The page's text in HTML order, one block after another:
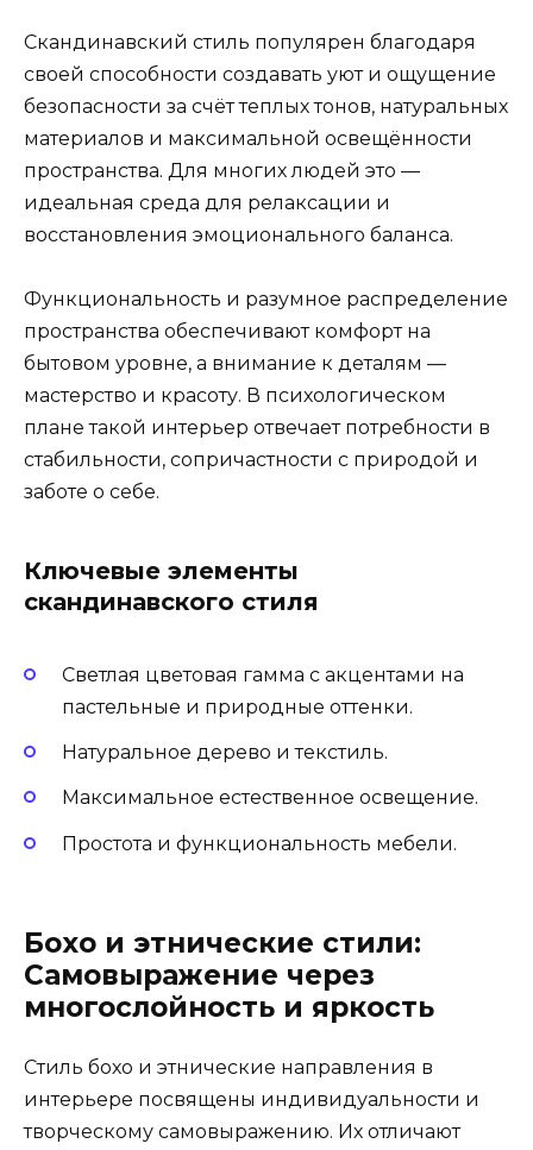
Скандинавский стиль популярен благодаря
своей способности создавать уют и ощущение
безопасности за счёт теплых тонов, натуральных
материалов и максимальной освещённости
пространства. Для многих людей это —
идеальная среда для релаксации и
восстановления эмоционального баланса.
Функциональность и разумное распределение
пространства обеспечивают комфорт на
бытовом уровне, а внимание к деталям —
мастерство и красоту. В психологическом
плане такой интерьер отвечает потребности в
стабильности, сопричастности с природой и
заботе о себе.
Ключевые элементы
скандинавского стиля
Светлая цветовая гамма с акцентами на
пастельные и природные оттенки.
Натуральное дерево и текстиль.
Максимальное естественное освещение.
Простота и функциональность мебели.
Бохо и этнические стили:
Самовыражение через
многослойность и яркость
Стиль бохо и этнические направления в
интерьере посвящены индивидуальности и
творческому самовыражению. Их отличают